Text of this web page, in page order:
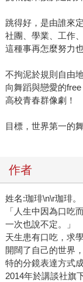
跳得好，是由誰來
社團、學業、工作
這種事再怎麼努力
不拘泥於規則自由
向舞蹈與戀愛的free
高校青春群像劇！
目標，世界第一的舞
作者
姓名:珈琲\n\r珈琲。
「人生中因為口吃
一次也說不定。」
天生患有口吃，求
開闊了自己的世界
特的分鏡表達方式
2014年於講談社旗